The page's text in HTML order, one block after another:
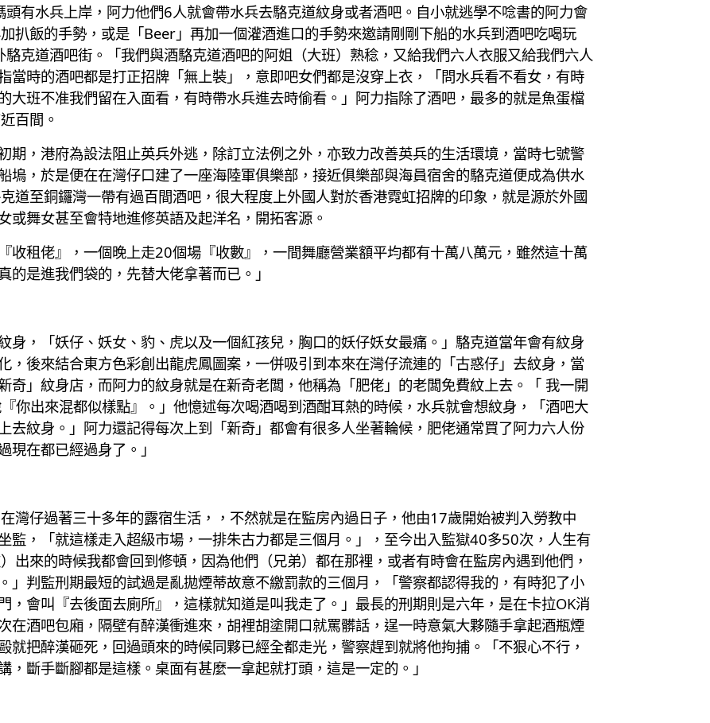
有水兵上岸，阿力他們6人就會帶水兵去駱克道紋身或者酒吧。自小就逃學不唸書的阿力會
扒飯的手勢，或是「Beer」再加一個灌酒進口的手勢來邀請剛剛下船的水兵到酒吧吃喝玩
克道酒吧街。「我們與酒駱克道酒吧的阿姐（大班）熟稔，又給我們六人衣服又給我們六人
當時的酒吧都是打正招牌「無上裝」，意即吧女們都是沒穿上衣，「問水兵看不看女，有時
大班不准我們留在入面看，有時帶水兵進去時偷看。」阿力指除了酒吧，最多的就是魚蛋檔
百間。
期，港府為設法阻止英兵外逃，除訂立法例之外，亦致力改善英兵的生活環境，當時七號警
塢，於是便在在灣仔口建了一座海陸軍俱樂部，接近俱樂部與海員宿舍的駱克道便成為供水
道至銅鑼灣一帶有過百間酒吧，很大程度上外國人對於香港霓虹招牌的印象，就是源於外國
或舞女甚至會特地進修英語及起洋名，開拓客源。
收租佬』，一個晚上走20個場『收數』，一間舞廳營業額平均都有十萬八萬元，雖然這十萬
是進我們袋的，先替大佬拿著而已。」
身，「妖仔、妖女、豹、虎以及一個紅孩兒，胸口的妖仔妖女最痛。」駱克道當年會有紋身
，後來結合東方色彩創出龍虎鳳圖案，一併吸引到本來在灣仔流連的「古惑仔」去紋身，當
奇」紋身店，而阿力的紋身就是在新奇老闆，他稱為「肥佬」的老闆免費紋上去。「 我一開
你出來混都似樣點』。」他憶述每次喝酒喝到酒酣耳熱的時候，水兵就會想紋身，「酒吧大
去紋身。」阿力還記得每次上到「新奇」都會有很多人坐著輪候，肥佬通常買了阿力六人份
在都已經過身了。」
灣仔過著三十多年的露宿生活，，不然就是在監房內過日子，他由17歲開始被判入勞教中
監，「就這樣走入超級市場，一排朱古力都是三個月。」，至今出入監獄40多50次，人生有
出來的時候我都會回到修頓，因為他們（兄弟）都在那裡，或者有時會在監房內遇到他們，
」判監刑期最短的試過是亂拋煙蒂故意不繳罰款的三個月，「警察都認得我的，有時犯了小
，會叫『去後面去廁所』，這樣就知道是叫我走了。」最長的刑期則是六年，是在卡拉OK消
在酒吧包廂，隔壁有醉漢衝進來，胡裡胡塗開口就罵髒話，逞一時意氣大夥隨手拿起酒瓶煙
就把醉漢砸死，回過頭來的時候同夥已經全都走光，警察趕到就將他拘捕。「不狠心不行，
斷手斷腳都是這樣。桌面有甚麼一拿起就打頭，這是一定的。」